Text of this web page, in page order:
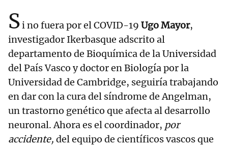
Si no fuera por el COVID-19 Ugo Mayor,
investigador Ikerbasque adscrito al
departamento de Bioquímica de la Universidad
del País Vasco y doctor en Biología por la
Universidad de Cambridge, seguiría trabajando
en dar con la cura del síndrome de Angelman,
un trastorno genético que afecta al desarrollo
neuronal. Ahora es el coordinador, por
accidente, del equipo de científicos vascos que